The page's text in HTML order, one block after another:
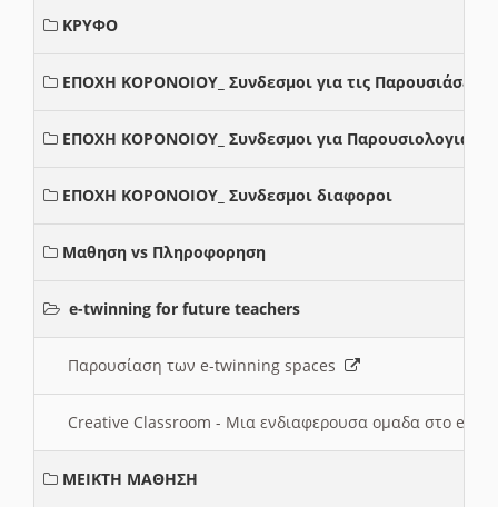
ΚΡΥΦΟ
ΕΠΟΧΗ ΚΟΡΟΝΟΙΟΥ_ Συνδεσμοι για τις Παρουσιάσεις
ΕΠΟΧΗ ΚΟΡΟΝΟΙΟΥ_ Συνδεσμοι για Παρουσιολογια
ΕΠΟΧΗ ΚΟΡΟΝΟΙΟΥ_ Συνδεσμοι διαφοροι
Μαθηση vs Πληροφορηση
e-twinning for future teachers
Παρουσίαση των e-twinning spaces
Creative Classroom - Μια ενδιαφερουσα ομαδα στο e-
ΜΕΙΚΤΗ ΜΑΘΗΣΗ